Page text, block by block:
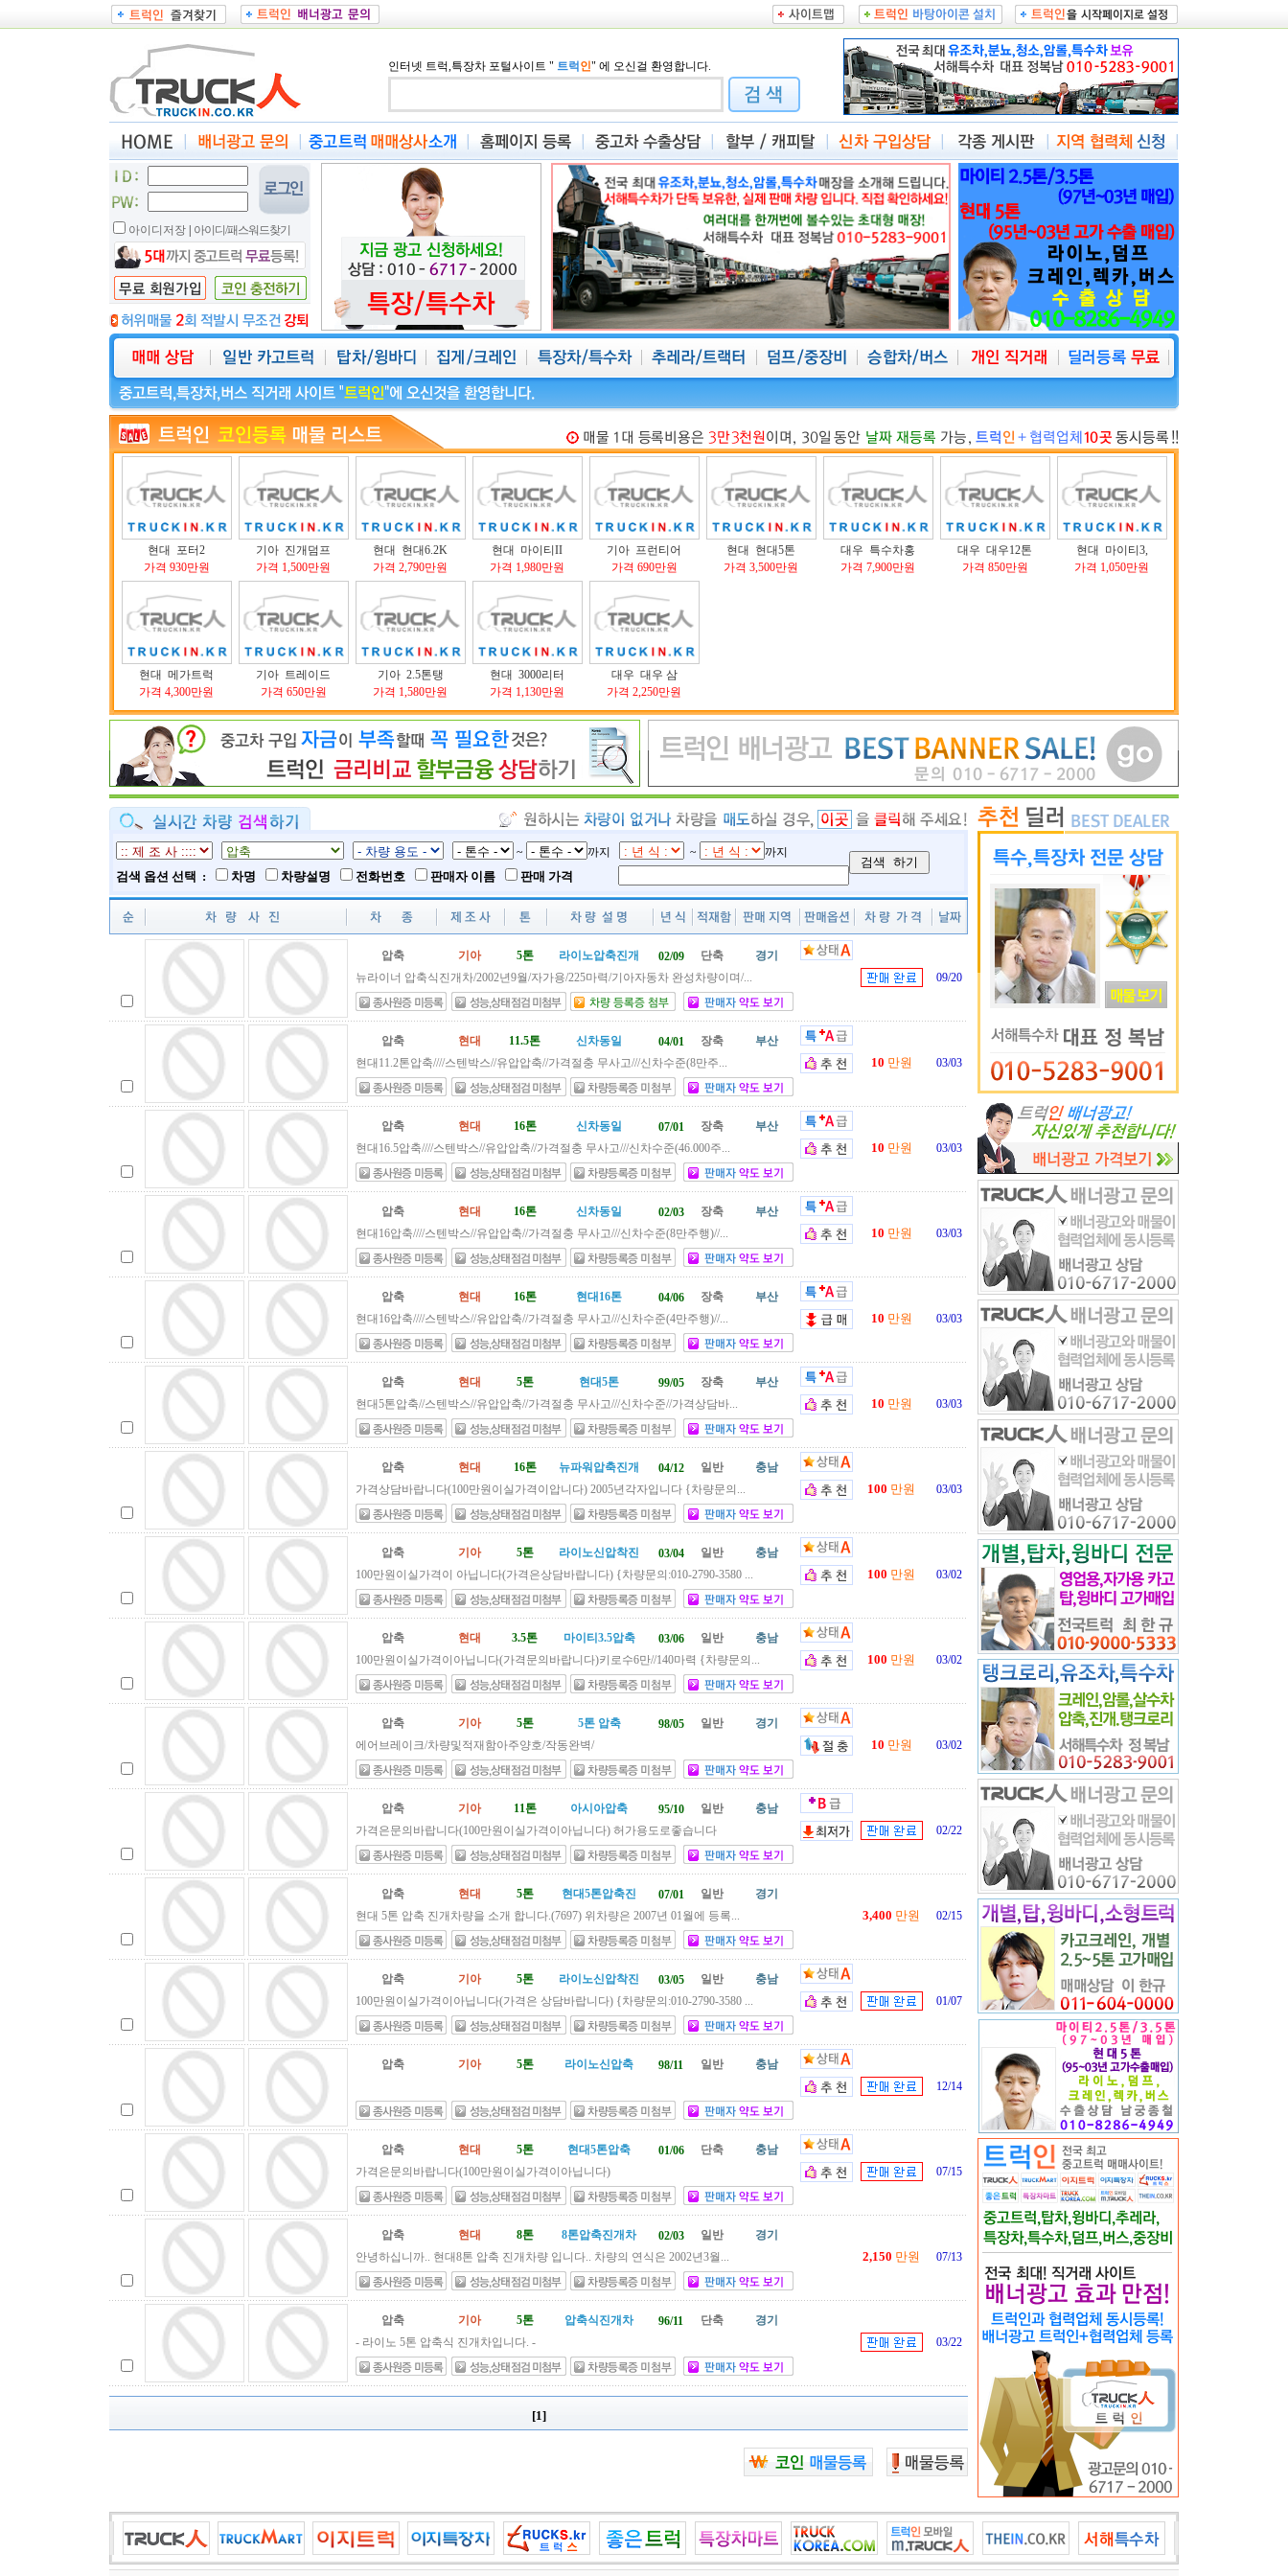
인터넷 트럭,특장차 포털사이트 " 트럭 인" 에 오신걸 환영합니다.
아이디저장 아이디/패스워드찾기
현대 포터2
가격 930만원
기아 진개덤프
가격 1,500만원
현대 현대6.2K
가격 2,790만원
현대 마이티II
가격 1,980만원
기아 프런티어
가격 690만원
현대 현대5톤
가격 3,500만원
대우 특수차홍
가격 7,900만원
대우 대우12톤
가격 850만원
현대 마이티3,
가격 1,050만원
현대 메가트럭
가격 4,300만원
기아 트레이드
가격 650만원
기아 2.5톤탱
가격 1,580만원
현대 3000리터
가격 1,130만원
대우 대우 삼
가격 2,250만원
~ 까지 ~ 까지
검색 옵션 선택 : 차명 차량설명 전화번호 판매자 이름 판매 가격
압축 기아 5톤 라이노압축진개 02/09 단축
경기
뉴라이너 압축식진개차/2002년9월/자가용/225마력/기아자동차 완성차량이며/...
09/20
압축 현대 11.5톤 신차동일 04/01 장축
부산
현대11.2톤압축////스텐박스//유압압축//가격절충 무사고///신차수준(8만주...
10 만원 03/03
압축 현대 16톤 신차동일 07/01 장축
부산
현대16.5압축////스텐박스//유압압축//가격절충 무사고///신차수준(46.000주...
10 만원 03/03
압축 현대 16톤 신차동일 02/03 장축
부산
현대16압축////스텐박스//유압압축//가격절충 무사고///신차수준(8만주행)//...
10 만원 03/03
압축 현대 16톤 현대16톤 04/06 장축
부산
현대16압축////스텐박스//유압압축//가격절충 무사고///신차수준(4만주행)//...
10 만원 03/03
압축 현대 5톤 현대5톤 99/05 장축
부산
현대5톤압축//스텐박스//유압압축//가격절충 무사고///신차수준//가격상담바...
10 만원 03/03
압축 현대 16톤 뉴파워압축진개 04/12 일반
충남
가격상담바랍니다(100만원이실가격이압니다) 2005년각자입니다 {차량문의...
100 만원 03/03
압축 기아 5톤 라이노신압착진 03/04 일반
충남
100만원이실가격이 아닙니다(가격은상담바랍니다) {차량문의:010-2790-3580 ...
100 만원 03/02
압축 현대 3.5톤 마이티3.5압축 03/06 일반
충남
100만원이실가격이아닙니다(가격문의바랍니다)키로수6만//140마력 {차량문의...
100 만원 03/02
압축 기아 5톤 5톤 압축 98/05 일반
경기
에어브레이크/차량및적재함아주양호/작동완벽/
10 만원 03/02
압축 기아 11톤 아시아압축 95/10 일반
충남
가격은문의바랍니다(100만원이실가격이아닙니다) 허가용도로좋습니다
02/22
압축 현대 5톤 현대5톤압축진 07/01 일반
경기
현대 5톤 압축 진개차량을 소개 합니다.(7697) 위차량은 2007년 01월에 등록...
3,400 만원 02/15
압축 기아 5톤 라이노신압착진 03/05 일반
충남
100만원이실가격이아닙니다(가격은 상담바랍니다) {차량문의:010-2790-3580 ...
01/07
압축 기아 5톤 라이노신압축 98/11 일반
충남
12/14
압축 현대 5톤 현대5톤압축 01/06 단축
충남
가격은문의바랍니다(100만원이실가격이아닙니다)
07/15
압축 현대 8톤 8톤압축진개차 02/03 일반
경기
안녕하십니까.. 현대8톤 압축 진개차량 입니다.. 차량의 연식은 2002년3월...
2,150 만원 07/13
압축 기아 5톤 압축식진개차 96/11 단축
경기
- 라이노 5톤 압축식 진개차입니다. -
03/22
[1]